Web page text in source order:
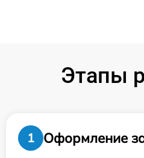
Этапы
1
Оформление